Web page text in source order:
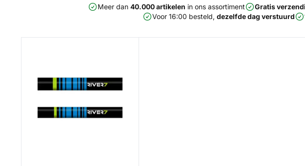
Meer dan 40.000 artikelen in ons assortiment Gratis
Voor 16:00 besteld,dezelfde dag verstuurd